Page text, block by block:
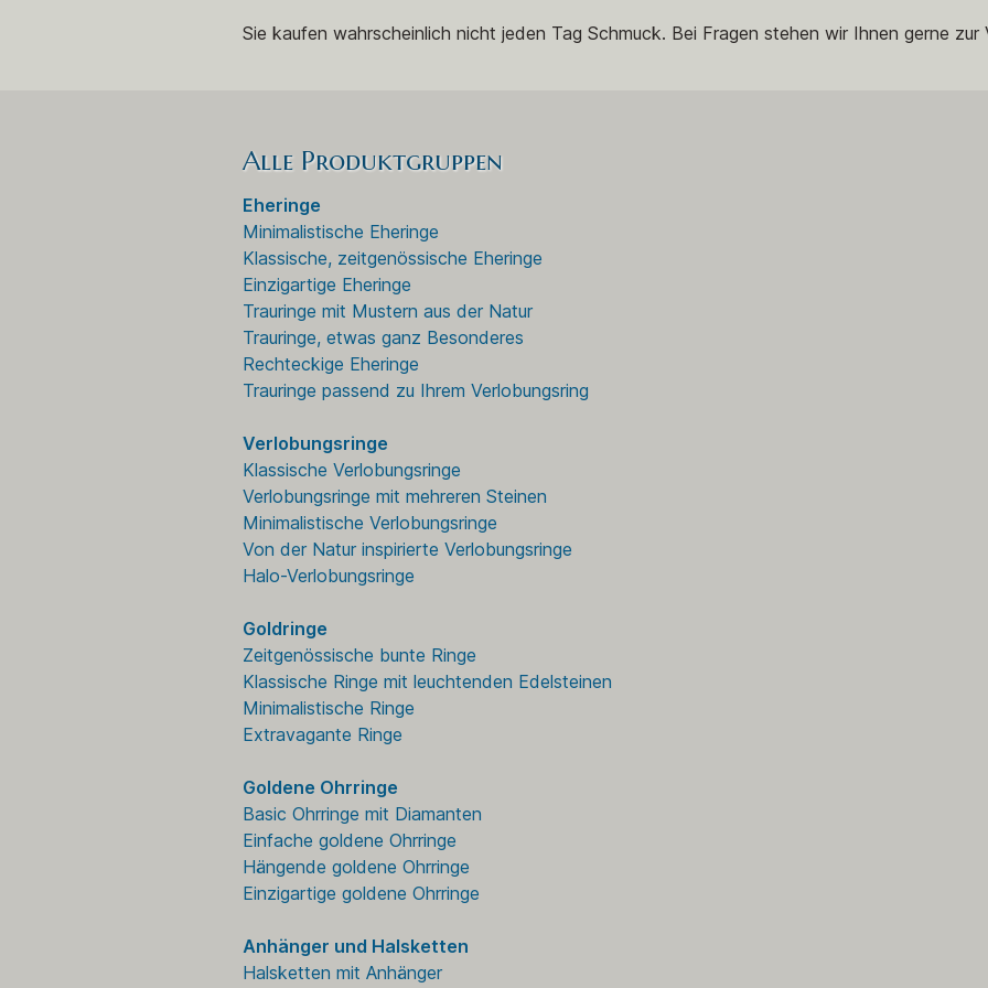
Sie kaufen wahrscheinlich nicht jeden Tag Schmuck. Bei Fragen stehen wir Ihnen gerne zur
Alle Produktgruppen
Eheringe
Minimalistische Eheringe
Klassische, zeitgenössische Eheringe
Einzigartige Eheringe
Trauringe mit Mustern aus der Natur
Trauringe, etwas ganz Besonderes
Rechteckige Eheringe
Trauringe passend zu Ihrem Verlobungsring
Verlobungsringe
Klassische Verlobungsringe
Verlobungsringe mit mehreren Steinen
Minimalistische Verlobungsringe
Von der Natur inspirierte Verlobungsringe
Halo-Verlobungsringe
Goldringe
Zeitgenössische bunte Ringe
Klassische Ringe mit leuchtenden Edelsteinen
Minimalistische Ringe
Extravagante Ringe
Goldene Ohrringe
Basic Ohrringe mit Diamanten
Einfache goldene Ohrringe
Hängende goldene Ohrringe
Einzigartige goldene Ohrringe
Anhänger und Halsketten
Halsketten mit Anhänger